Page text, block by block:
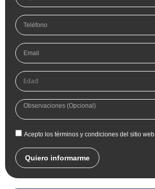
Acepto los términos y condiciones del sitio web
Quiero informarme